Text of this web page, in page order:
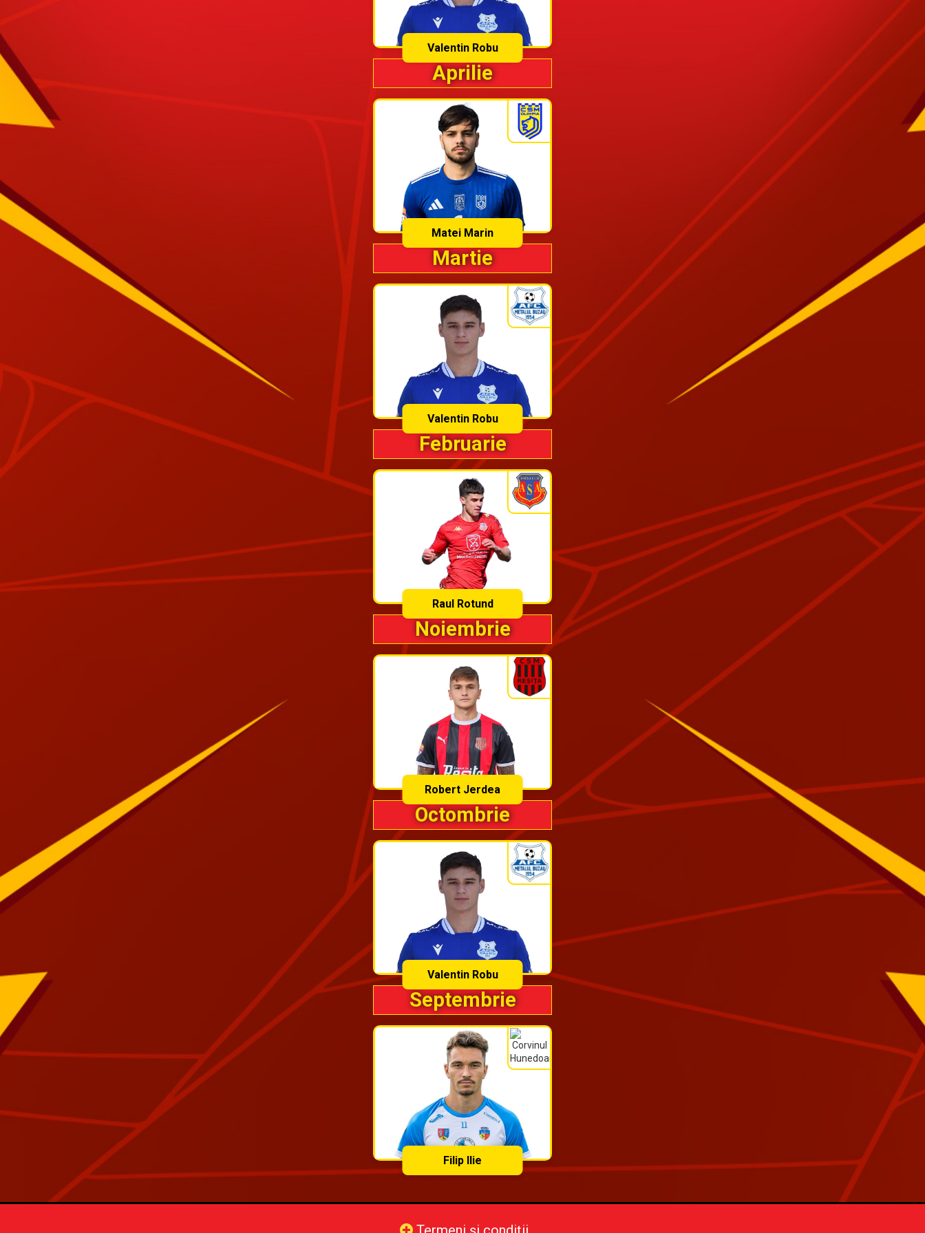
Valentin Robu
Aprilie
Matei Marin
Martie
Valentin Robu
Februarie
Raul Rotund
Noiembrie
Robert Jerdea
Octombrie
Valentin Robu
Septembrie
Filip Ilie